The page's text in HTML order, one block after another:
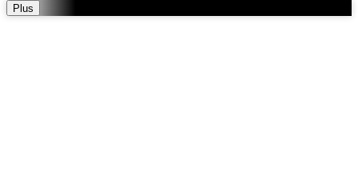
Plus